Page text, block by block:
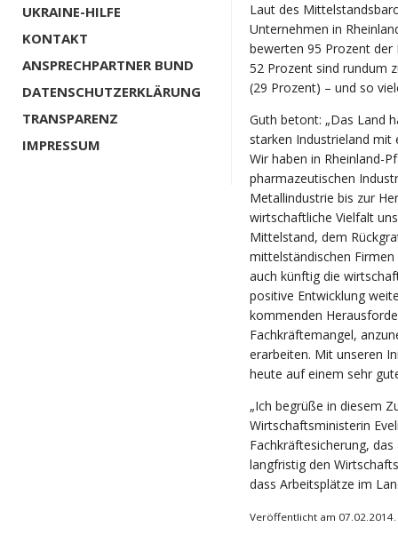
UKRAINE-HILFE
KONTAKT
ANSPRECHPARTNER BUND
DATENSCHUTZERKLÄRUNG
TRANSPARENZ
IMPRESSUM
Laut des
Unternehmen in
bewerten 95 Prozent
52 Prozent sind rundum
(29 Prozent) – und so
Guth betont: „Das Land
starken Industrieland mit
Wir haben in Rheinland-
pharmazeutischen
Metallindustrie bis zur
wirtschaftliche Vielfalt
Mittelstand, dem
mittelständischen
auch künftig die
positive Entwicklung
kommenden
Fachkräftemangel,
erarbeiten. Mit unseren
heute auf einem sehr
„Ich begrüße in diesem
Wirtschaftsministerin
Fachkräftesicherung,
langfristig den
dass Arbeitsplätze im
Veröffentlicht am 07.02.2014.